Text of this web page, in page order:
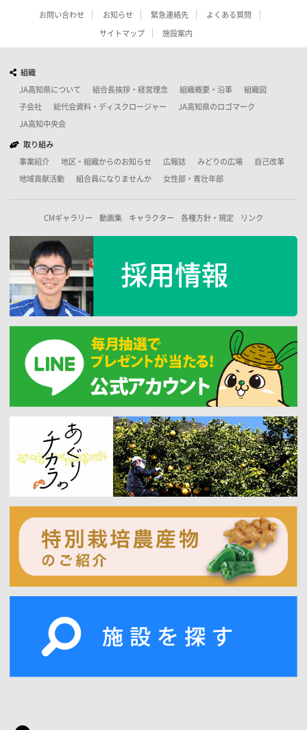
お問い合わせ お知らせ 緊急連絡先 よくある質問
サイトマップ 施設案内
組織
JA高知県について 組合長挨拶・経営理念 組織概要・沿革 組織図
子会社 総代会資料・ディスクロージャー JA高知県のロゴマーク
JA高知中央会
取り組み
事業紹介 地区・組織からのお知らせ 広報誌 みどりの広場 自己改革
地域貢献活動 組合員になりませんか 女性部・青壮年部
CMギャラリー 動画集 キャラクター 各種方針・規定 リンク